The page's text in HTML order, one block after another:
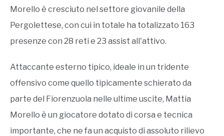
Morello è cresciuto nel settore giovanile della
Pergolettese, con cui in totale ha totalizzato 163
presenze con 28 reti e 23 assist all'attivo.
Attaccante esterno tipico, ideale in un tridente
offensivo come quello tipicamente schierato da
parte del Fiorenzuola nelle ultime uscite, Mattia
Morello è un giocatore dotato di corsa e tecnica
importante, che ne fa un acquisto di assoluto rilievo